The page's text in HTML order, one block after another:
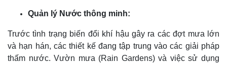
Quản lý Nước thông minh:
Trước tình trạng biến đổi khí hậu gây ra các đợt mưa lớn
và hạn hán, các thiết kế đang tập trung vào các giải pháp
thấm nước. Vườn mưa (Rain Gardens) và việc sử dụng